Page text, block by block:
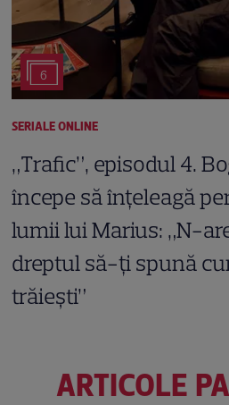
6
SERIALE ONLINE
„Trafic”, episodul 4.
începe să înțeleagă
lumii lui Marius: „N-
dreptul să-ți spună
trăiești”
ARTICOLE